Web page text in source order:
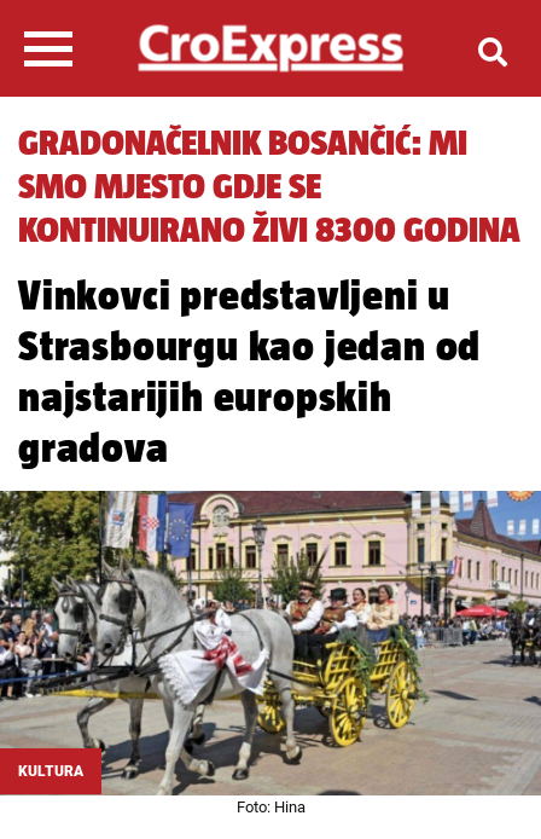
GRADONAČELNIK BOSANČIĆ: MI
SMO MJESTO GDJE SE
KONTINUIRANO ŽIVI 8300 GODINA
Vinkovci predstavljeni u
Strasbourgu kao jedan od
najstarijih europskih
gradova
KULTURA
Foto: Hina